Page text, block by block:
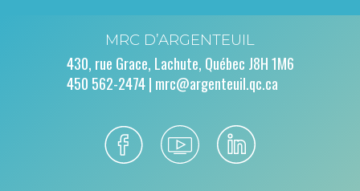
MRC D’ARGENTEUIL
430, rue Grace, Lachute, Québec J8H 1M6
450 562-2474 | mrc@argenteuil.qc.ca